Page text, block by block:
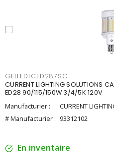
GELLEDLCED287SC
CURRENT LIGHTING SOLUTIONS
ED28 90/115/150W 3/4/5K 120V
Manufacturier :
CURRENT
# Manufacturier : 93312102
En inventaire